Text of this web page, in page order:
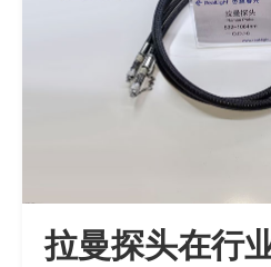
拉曼探头在行